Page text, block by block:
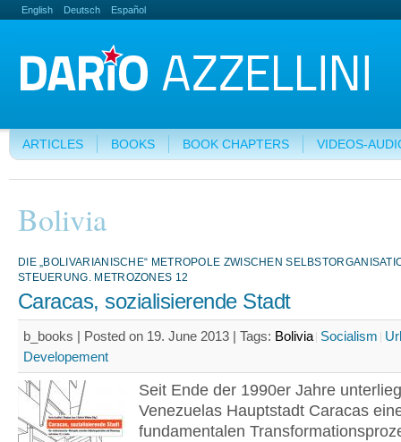
English Deutsch Español
ARTICLES BOOKS BOOK CHAPTERS VIDEOS-
Bolivia
DIE „BOLIVARIANISCHE“ METROPOLE ZWISCHEN
STEUERUNG. METROZONES 12
Caracas, sozialisierende Stadt
b_books | Posted on 19. June 2013 | Tags: Bolivia Socialism
Developement
Seit Ende der 1990er Jahre
Venezuelas Hauptstadt Caracas
fundamentalen